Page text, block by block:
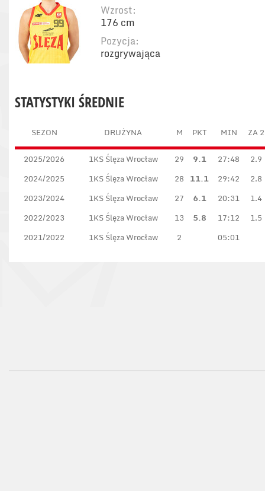
Wzrost:
176 cm
Pozycja:
rozgrywająca
STATYSTYKI ŚREDNIE
SEZON DRUŻYNA M PKT MIN ZA 2
2025/2026 1KS Ślęza Wrocław 29 9.1 27:48
2.9
2024/2025
1KS Ślęza Wrocław 28 11.1 29:42
2.8
2023/2024
1KS Ślęza Wrocław 27 6.1 20:31
1.4
2022/2023
1KS Ślęza Wrocław 13 5.8 17:12
1.5
2021/2022
1KS Ślęza Wrocław 2 05:01